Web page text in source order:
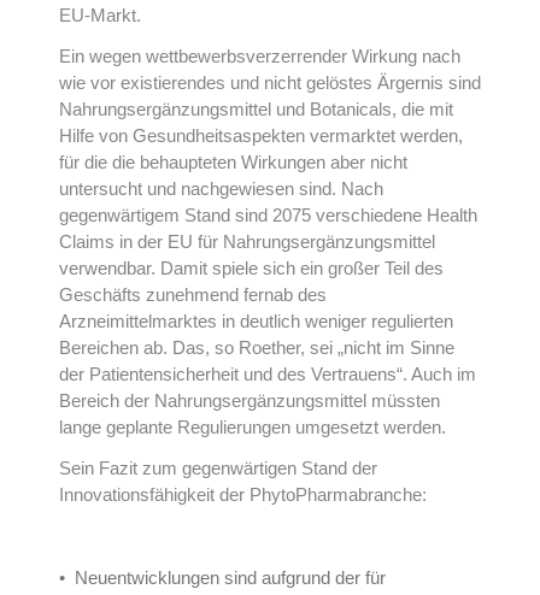
EU-Markt.
Ein wegen wettbewerbsverzerrender Wirkung nach
wie vor existierendes und nicht gelöstes Ärgernis sind
Nahrungsergänzungsmittel und Botanicals, die mit
Hilfe von Gesundheitsaspekten vermarktet werden,
für die die behaupteten Wirkungen aber nicht
untersucht und nachgewiesen sind. Nach
gegenwärtigem Stand sind 2075 verschiedene Health
Claims in der EU für Nahrungsergänzungsmittel
verwendbar. Damit spiele sich ein großer Teil des
Geschäfts zunehmend fernab des
Arzneimittelmarktes in deutlich weniger regulierten
Bereichen ab. Das, so Roether, sei „nicht im Sinne
der Patientensicherheit und des Vertrauens“. Auch im
Bereich der Nahrungsergänzungsmittel müssten
lange geplante Regulierungen umgesetzt werden.
Sein Fazit zum gegenwärtigen Stand der
Innovationsfähigkeit der PhytoPharmabranche:
Neuentwicklungen sind aufgrund der für